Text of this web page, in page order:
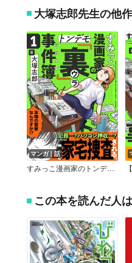
大塚志郎先生の他
マンガ｜話
すみっこ漫画家のトンデモ『裏』事件簿
この本を読んだ人